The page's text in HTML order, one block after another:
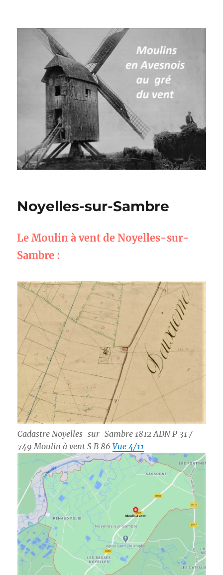
Moulins à vent en Avesnois
Noyelles-sur-Sambre
Le Moulin à vent de Noyelles-sur-
Sambre :
Cadastre Noyelles-sur-Sambre 1812 ADN P 31 /
749 Moulin à vent S B 86 Vue 4/11